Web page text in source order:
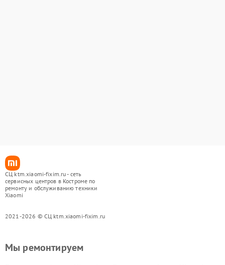
СЦ ktm.xiaomi-fixim.ru - сеть
сервисных центров в Костроме по
ремонту и обслуживанию техники
Xiaomi
2021-2026 © СЦ ktm.xiaomi-fixim.ru
Мы ремонтируем